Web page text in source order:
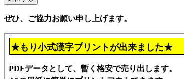
ぜひ、ご協力お願い申し上げます。